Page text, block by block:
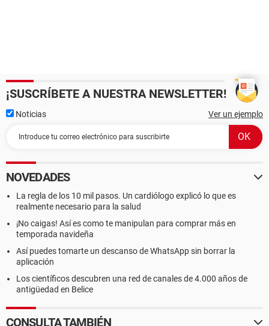
¡SUSCRÍBETE A NUESTRA NEWSLETTER!
Noticias Ver un ejemplo
NOVEDADES
La regla de los 10 mil pasos. Un cardiólogo explicó lo que es
realmente necesario para la salud
¡No caigas! Así es como te manipulan para comprar más en
temporada navideña
Así puedes tomarte un descanso de WhatsApp sin borrar la
aplicación
Los científicos descubren una red de canales de 4.000 años de
antigüedad en Belice
CONSULTA TAMBIÉN